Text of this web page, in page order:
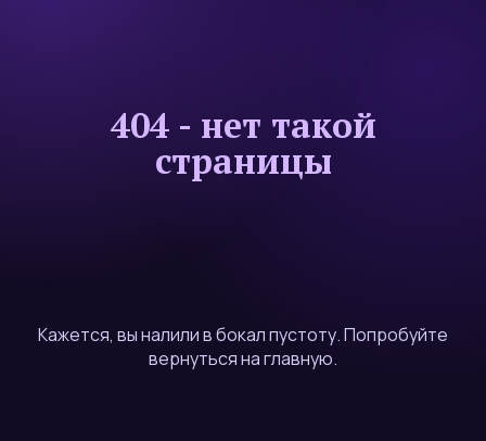
404 - нет такой
страницы
Кажется, вы налили в бокал пустоту. Попробуйте
вернуться на главную.